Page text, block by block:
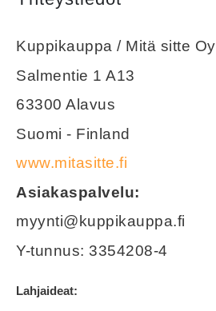
Kuppikauppa / Mitä sitte Oy
Salmentie 1 A13
63300 Alavus
Suomi - Finland
www.mitasitte.fi
Asiakaspalvelu:
myynti@kuppikauppa.fi
Y-tunnus: 3354208-4
Lahjaideat: